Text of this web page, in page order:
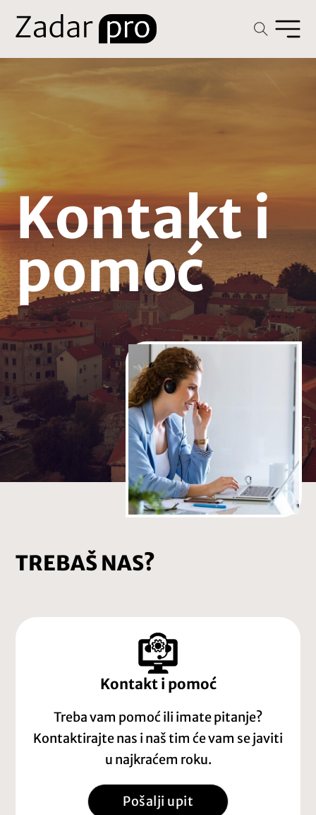
Kontakt i
pomoć
TREBAŠ NAS?
Kontakt i pomoć
Treba vam pomoć ili imate pitanje?
Kontaktirajte nas i naš tim će vam se javiti
u najkraćem roku.
Pošalji upit